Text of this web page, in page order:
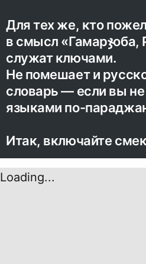
Для тех же, кто
в смысл «Гамарჯоба,
служат ключами.
Не помешает и
словарь — если вы
языками по-
Итак, включайте
Loading...